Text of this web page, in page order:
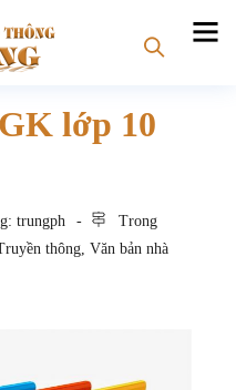
lớp 10
trungph
Trong
thông, Văn bản nhà